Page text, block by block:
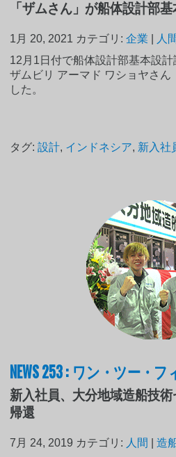
「ザムさん」が船体設計部
1月 20, 2021 カテゴリ:企業 人
12月1日付で船体設計部基本設
ザムビリ アーマド ワショヤさん
した。
タグ:設計, インドネシア, 新入社
NEWS 253 : ワン・ツー・
新入社員、大分地域造船技
帰還
7月 24, 2019 カテゴリ: 人間 |造